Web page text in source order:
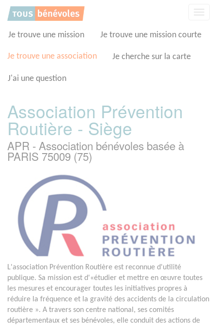
Je trouve une mission Je trouve une mission courte
Je trouve une association Je cherche sur la carte
J'ai une question
Association Prévention
Routière - Siège
APR - Association bénévoles basée à
PARIS 75009 (75)
L'association Prévention Routière est reconnue d'utilité
publique. Sa mission est d'«étudier et mettre en œuvre toutes
les mesures et encourager toutes les initiatives propres à
réduire la fréquence et la gravité des accidents de la circulation
routière ». A travers son centre national, ses comités
départementaux et ses bénévoles, elle conduit des actions de
Panneau de gestion des cookies